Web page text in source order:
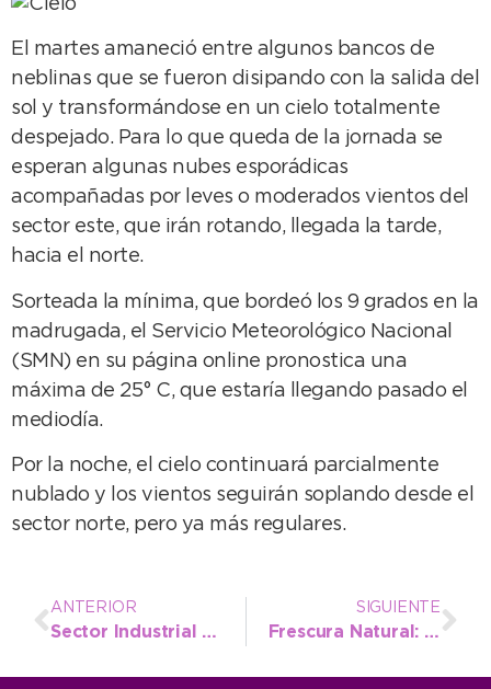
El martes amaneció entre algunos bancos de
neblinas que se fueron disipando con la salida del
sol y transformándose en un cielo totalmente
despejado. Para lo que queda de la jornada se
esperan algunas nubes esporádicas
acompañadas por leves o moderados vientos del
sector este, que irán rotando, llegada la tarde,
hacia el norte.
Sorteada la mínima, que bordeó los 9 grados en la
madrugada, el Servicio Meteorológico Nacional
(SMN) en su página online pronostica una
máxima de 25° C, que estaría llegando pasado el
mediodía.
Por la noche, el cielo continuará parcialmente
nublado y los vientos seguirán soplando desde el
sector norte, pero ya más regulares.
ANTERIOR
Sector Industrial Planificado: Puesta en valor para mejorar la productividad
SIGUIENTE
Frescura Natural: una propuesta sana y para toda la familia